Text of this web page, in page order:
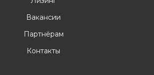
Вакансии
Партнёрам
Контакты